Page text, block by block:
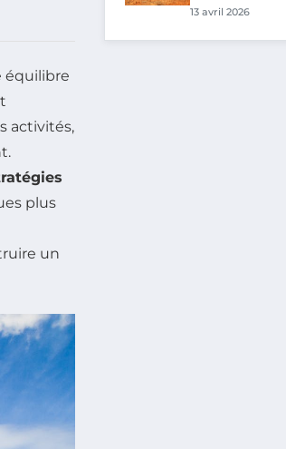
équilibre
activités,
plus
un
13 avril 2026